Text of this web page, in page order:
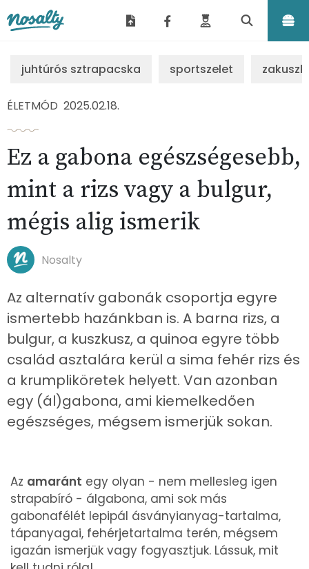
juhtúrós sztrapacska sportszelet
ÉLETMÓD 2025.02.18.
Ez a gabona egészségesebb,
mint a rizs vagy a bulgur,
mégis alig ismerik
Nosalty
Az alternatív gabonák csoportja egyre
ismertebb hazánkban is. A barna rizs, a
bulgur, a kuszkusz, a quinoa egyre több
család asztalára kerül a sima fehér rizs és
a krumpliköretek helyett. Van azonban
egy (ál)gabona, ami kiemelkedően
egészséges, mégsem ismerjük sokan.
Az amaránt egy olyan - nem mellesleg igen
strapabíró - álgabona, ami sok más
gabonafélét lepipál ásványianyag-tartalma,
tápanyagai, fehérjetartalma terén, mégsem
igazán ismerjük vagy fogyasztjuk. Lássuk, mit